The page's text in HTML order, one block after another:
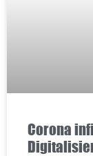
Corona